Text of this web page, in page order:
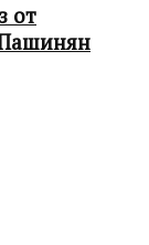
от
Пашинян